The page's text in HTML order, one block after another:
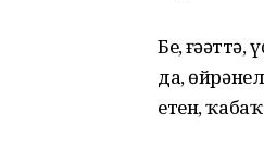
Беҙ,
да,
етен,